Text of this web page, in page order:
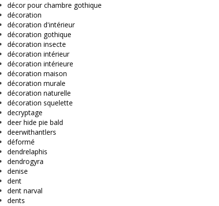
décor pour chambre gothique
décoration
décoration d'intérieur
décoration gothique
décoration insecte
décoration intérieur
décoration intérieure
décoration maison
décoration murale
décoration naturelle
décoration squelette
decryptage
deer hide pie bald
deerwithantlers
déformé
dendrelaphis
dendrogyra
denise
dent
dent narval
dents